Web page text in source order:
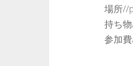
場所//
持ち
参加